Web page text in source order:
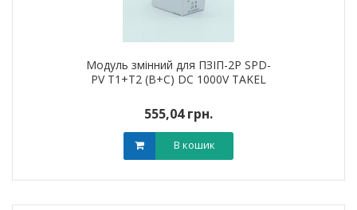
Модуль змінний для ПЗІП-2P SPD-
PV T1+T2 (B+C) DC 1000V TAKEL
555,04 грн.
В кошик